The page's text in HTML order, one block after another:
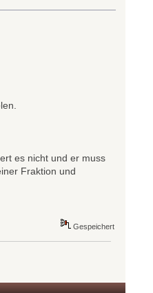
es nicht und er muss
Fraktion und
Gespeichert